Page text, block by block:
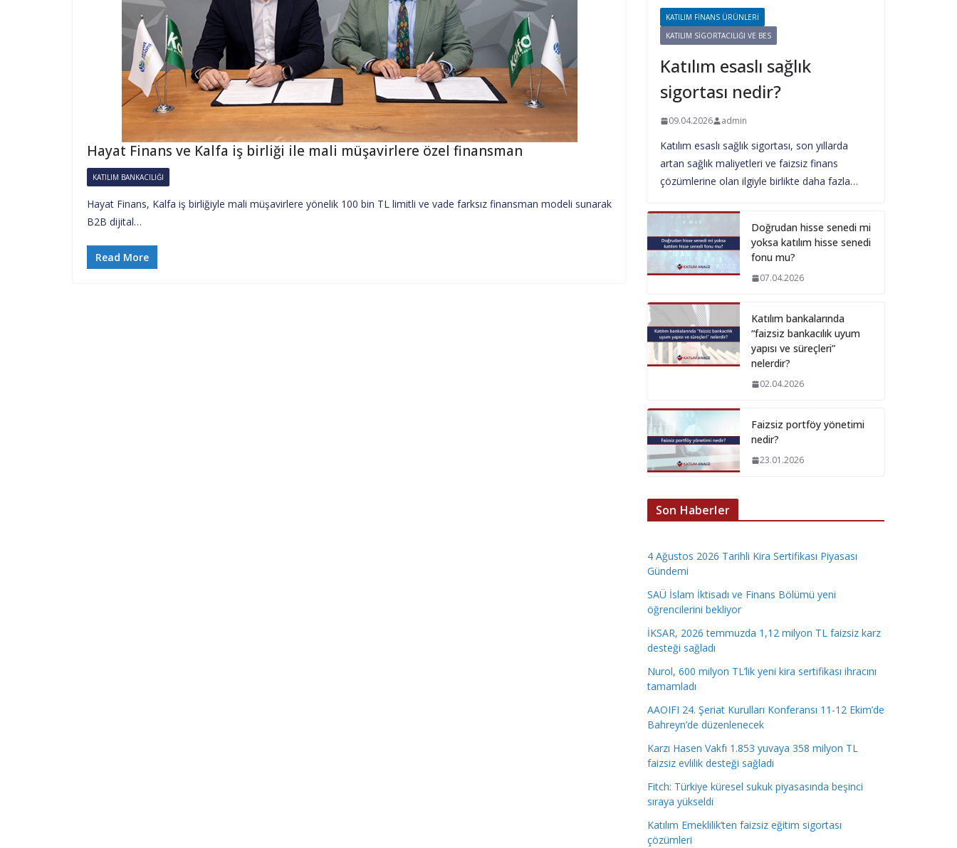
Hayat Finans ve Kalfa iş birliği ile mali müşavirlere özel finansman
KATILIM BANKACILIĞI
Hayat Finans, Kalfa iş birliğiyle mali müşavirlere yönelik 100 bin TL limitli ve vade farksız finansman modeli sunarak
B2B dijital…
Read More
KATILIM FINANS ÜRÜNLERI
KATILIM SIGORTACILIĞI VE BES
Katılım esaslı sağlık
sigortası nedir?
09.04.2026 admin
Katılım esaslı sağlık sigortası, son yıllarda
artan sağlık maliyetleri ve faizsiz finans
çözümlerine olan ilgiyle birlikte daha fazla…
Doğrudan hisse senedi mi
yoksa katılım hisse senedi
fonu mu?
07.04.2026
Katılım bankalarında
“faizsiz bankacılık uyum
yapısı ve süreçleri”
nelerdir?
02.04.2026
Faizsiz portföy yönetimi
nedir?
23.01.2026
Son Haberler
4 Ağustos 2026 Tarihli Kira Sertifikası Piyasası
Gündemi
SAÜ İslam İktisadı ve Finans Bölümü yeni
öğrencilerini bekliyor
İKSAR, 2026 temmuzda 1,12 milyon TL faizsiz karz
desteği sağladı
Nurol, 600 milyon TL’lik yeni kira sertifikası ihracını
tamamladı
AAOIFI 24. Şeriat Kurulları Konferansı 11-12 Ekim’de
Bahreyn’de düzenlenecek
Karzı Hasen Vakfı 1.853 yuvaya 358 milyon TL
faizsiz evlilik desteği sağladı
Fitch: Türkiye küresel sukuk piyasasında beşinci
sıraya yükseldi
Katılım Emeklilik’ten faizsiz eğitim sigortası
çözümleri